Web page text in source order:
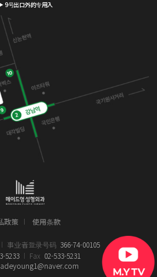
9号出口外的专用入
政策 使用条款
事业者登录号码 366-74-00105
5233 Fax 02-533-5231